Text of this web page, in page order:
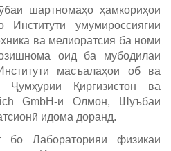
шартномаҳо ҳамкориҳои
Институти умумироссиягии
ва мелиоратсия ба номи
оид ба мубодилаи
масъалаҳои об ва
Ҷумҳурии Қирғизистон ва
GmbH-и Олмон, Шуъбаи
идома доранд.
Лабораторияи физикаи